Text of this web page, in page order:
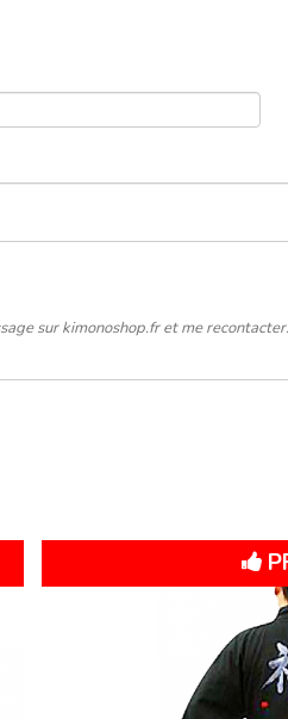
sur kimonoshop.fr et me recontacter.